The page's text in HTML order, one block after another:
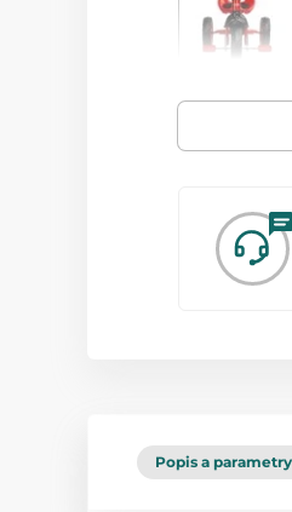
Popis a parametry